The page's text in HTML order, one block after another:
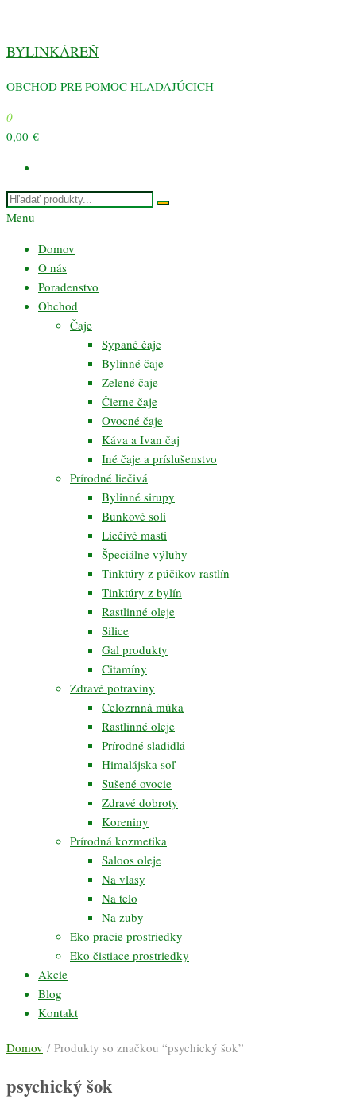
obsah
BYLINKÁREŇ
OBCHOD PRE POMOC HLADAJÚCICH
0
0,00 €
Menu
Domov
O nás
Poradenstvo
Obchod
Čaje
Sypané čaje
Bylinné čaje
Zelené čaje
Čierne čaje
Ovocné čaje
Káva a Ivan čaj
Iné čaje a príslušenstvo
Prírodné liečivá
Bylinné sirupy
Bunkové soli
Liečivé masti
Špeciálne výluhy
Tinktúry z púčikov rastlín
Tinktúry z bylín
Rastlinné oleje
Silice
Gal produkty
Citamíny
Zdravé potraviny
Celozrnná múka
Rastlinné oleje
Prírodné sladidlá
Himalájska soľ
Sušené ovocie
Zdravé dobroty
Koreniny
Prírodná kozmetika
Saloos oleje
Na vlasy
Na telo
Na zuby
Eko pracie prostriedky
Eko čistiace prostriedky
Akcie
Blog
Kontakt
Domov / Produkty so značkou “psychický šok”
psychický šok